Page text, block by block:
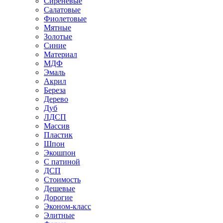
Салатовые
Фиолетовые
Мятные
Золотые
Синие
Материал
МДФ
Эмаль
Акрил
Береза
Дерево
Дуб
ЛДСП
Массив
Пластик
Шпон
Экошпон
С патиной
ДСП
Стоимость
Дешевые
Дорогие
Эконом-класс
Элитные